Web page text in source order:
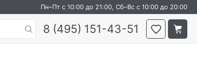
Пн–Пт с 10:00 до 21:00, Сб–Вс с 10:00 до 20:00
8 (495) 151-43-51